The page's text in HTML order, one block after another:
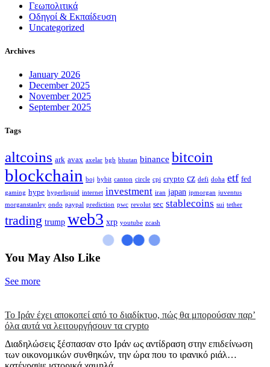
Γεωπολιτικά
Οδηγοί & Εκπαίδευση
Uncategorized
Archives
January 2026
December 2025
November 2025
September 2025
Tags
altcoins ark avax axelar bgb bhutan binance bitcoin
blockchain boj bybit canton circle cpi crypto cz defi doha etf fed
gaming hype hyperliquid internet investment iran japan jpmorgan juventus
morganstanley ondo paypal prediction pwc revolut sec stablecoins sui tether
trading trump web3 xrp youtube zcash
You May Also Like
See more
Το Ιράν έχει αποκοπεί από το διαδίκτυο, πώς θα μπορούσαν παρ’
όλα αυτά να λειτουργήσουν τα crypto
Διαδηλώσεις ξέσπασαν στο Ιράν ως αντίδραση στην επιδείνωση
των οικονομικών συνθηκών, την ώρα που το ιρανικό ριάλ